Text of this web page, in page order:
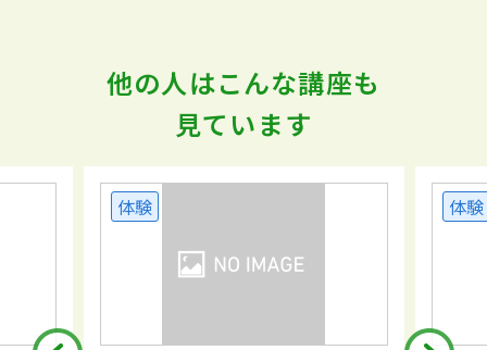
他の人はこんな講座も
見ています
体験 体験